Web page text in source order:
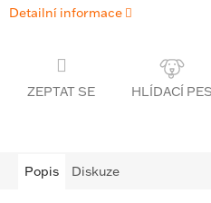
Detailní informace
ZEPTAT SE
Popis Diskuze